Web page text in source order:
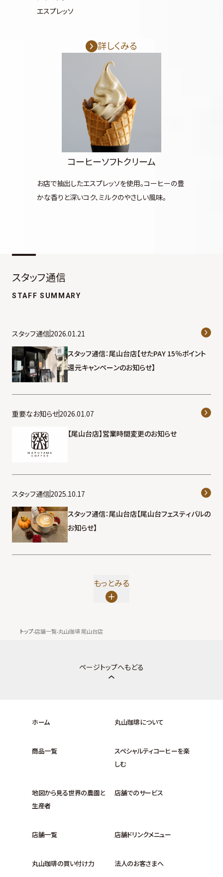
エスプレッソ
詳しくみる
コーヒーソフトクリーム
お店で抽出したエスプレッソを使用。コーヒーの豊
かな香りと深いコク、ミルクのやさしい風味。
スタッフ通信
STAFF SUMMARY
スタッフ通信2026.01.21
スタッフ通信：尾山台店【せたPAY 15％ポイント
還元キャンペーンのお知らせ】
重要なお知らせ2026.01.07
【尾山台店】営業時間変更のお知らせ
スタッフ通信2025.10.17
スタッフ通信：尾山台店【尾山台フェスティバルの
お知らせ】
もっとみる
トップ店舗一覧 丸山珈琲 尾山台店
ページトップへもどる
ホーム 丸山珈琲について
商品一覧
スペシャルティコーヒーを楽
しむ
地図から見る世界の農園と
生産者
店舗でのサービス
店舗一覧 店舗ドリンクメニュー
丸山珈琲の買い付け力 法人のお客さまへ